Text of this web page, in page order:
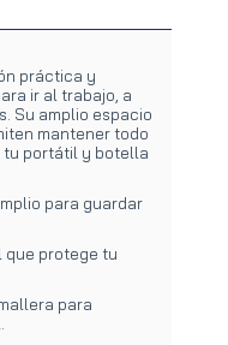
práctica y
ir al trabajo, a
Su amplio espacio
mantener todo
tu portátil y botella
para guardar
que protege tu
para